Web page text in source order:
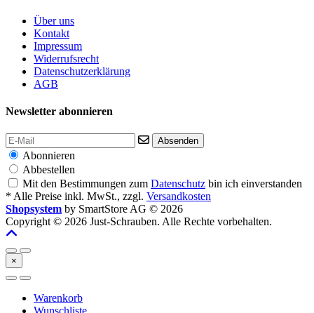
Über uns
Kontakt
Impressum
Widerrufsrecht
Datenschutzerklärung
AGB
Newsletter abonnieren
Absenden
Abonnieren
Abbestellen
Mit den Bestimmungen zum Datenschutz bin ich einverstanden
* Alle Preise inkl. MwSt., zzgl. Versandkosten
Shopsystem by SmartStore AG © 2026
Copyright © 2026 Just-Schrauben. Alle Rechte vorbehalten.
×
Warenkorb
Wunschliste